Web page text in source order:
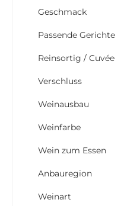
Geschmack
Passende Gerichte
Reinsortig / Cuvée
Verschluss
Weinausbau
Weinfarbe
Wein zum Essen
Anbauregion
Weinart